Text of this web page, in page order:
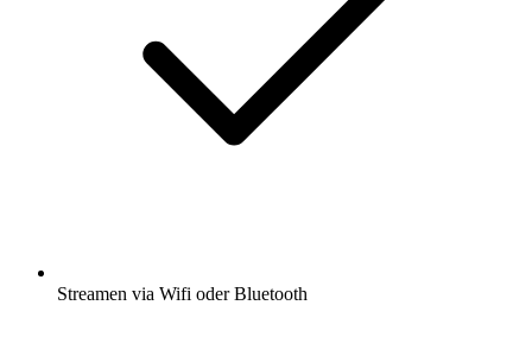
Streamen via Wifi oder Bluetooth